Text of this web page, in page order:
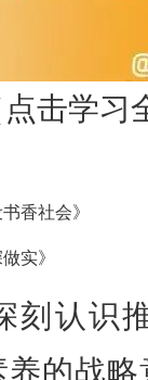
点击学习
香社会》
实》
刻认识
养的战